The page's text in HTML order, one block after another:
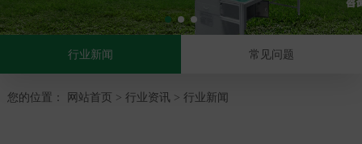
行业新闻 常见问题
您的位置： 网站首页 > 行业资讯 > 行业新闻